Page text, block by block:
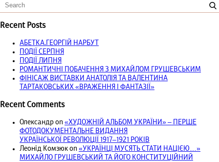
Recent Posts
АБЕТКА.ГЕОРГІЙ НАРБУТ
ПОДІЇ СЕРПНЯ
ПОДІЇ ЛИПНЯ
РОМАНТИЧНІ ПОБАЧЕННЯ З МИХАЙЛОМ ГРУШЕВСЬКИМ
ФІНІСАЖ ВИСТАВКИ АНАТОЛІЯ ТА ВАЛЕНТИНА
ТАРТАКОВСЬКИХ «ВРАЖЕННЯ І ФАНТАЗІЇ»
Recent Comments
Олександр on «ХУДОЖНІЙ АЛЬБОМ УКРАЇНИ» – ПЕРШЕ
ФОТОДОКУМЕНТАЛЬНЕ ВИДАННЯ
УКРАЇНСЬКОЇ РЕВОЛЮЦІЇ 1917‒1921 РОКІВ
Леонід Комзюк on «УКРАЇНЦІ МУСЯТЬ СТАТИ НАЦІЄЮ…»
МИХАЙЛО ГРУШЕВСЬКИЙ ТА ЙОГО КОНСТИТУЦІЙНИЙ